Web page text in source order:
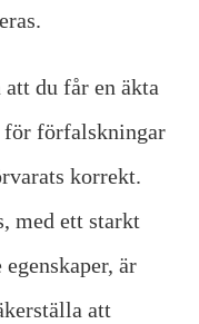
du får en äkta
förfalskningar
korrekt.
med ett starkt
är
att